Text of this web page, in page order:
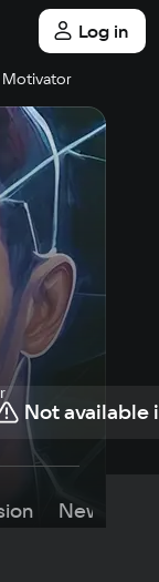
Log in
Motivator
Not available
News